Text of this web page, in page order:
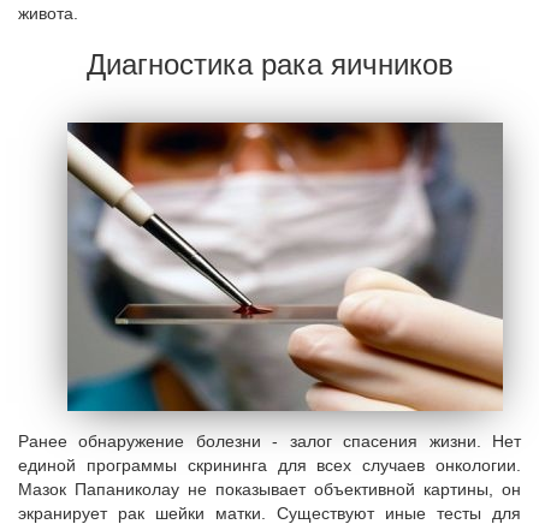
живота.
Диагностика рака яичников
Ранее обнаружение болезни - залог спасения жизни. Нет
единой программы скрининга для всех случаев онкологии.
Мазок Папаниколау не показывает объективной картины, он
экранирует рак шейки матки. Существуют иные тесты для